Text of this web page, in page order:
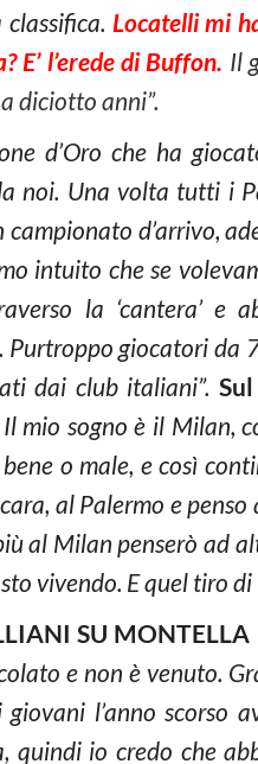
Locatelli mi
E’ l’erede di Buffon. Il
diciotto anni”.
d’Oro che ha
noi. Una volta tutti i
campionato d’arrivo,
intuito che se
la ‘cantera’ e
Purtroppo giocatori
dai club italiani”.
Il mio sogno è il Milan,
o male, e così
al Palermo e
al Milan penserò ad
vivendo. E quel tiro
SU MONTELLA
e non è venuto.
giovani l’anno
quindi io credo che